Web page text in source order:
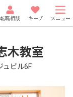
転職相談 キープ メニュー
木教室
ュビル6F